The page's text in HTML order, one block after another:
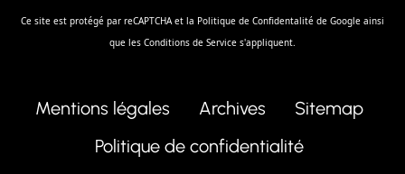
Ce site est protégé par reCAPTCHA et la Politique de Confidentalité de Google ainsi
que les Conditions de Service s'appliquent.
Mentions légales Archives
Sitemap
Politique de confidentialité